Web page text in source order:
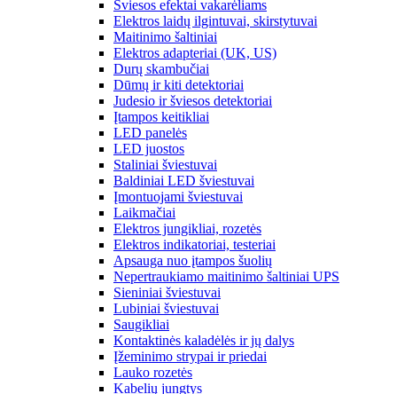
Šviesos efektai vakarėliams
Elektros laidų ilgintuvai, skirstytuvai
Maitinimo šaltiniai
Elektros adapteriai (UK, US)
Durų skambučiai
Dūmų ir kiti detektoriai
Judesio ir šviesos detektoriai
Įtampos keitikliai
LED panelės
LED juostos
Staliniai šviestuvai
Baldiniai LED šviestuvai
Įmontuojami šviestuvai
Laikmačiai
Elektros jungikliai, rozetės
Elektros indikatoriai, testeriai
Apsauga nuo įtampos šuolių
Nepertraukiamo maitinimo šaltiniai UPS
Sieniniai šviestuvai
Lubiniai šviestuvai
Saugikliai
Kontaktinės kaladėlės ir jų dalys
Įžeminimo strypai ir priedai
Lauko rozetės
Kabelių jungtys